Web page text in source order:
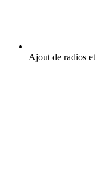
Ajout de radios